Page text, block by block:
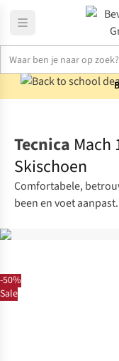
-50%
Sale
Tecnica Mach
Skischoen
Comfortabele,
been en voet aanpast.